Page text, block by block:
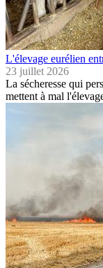
L'élevage eurélien
23 juillet 2026
La sécheresse qui
mettent à mal